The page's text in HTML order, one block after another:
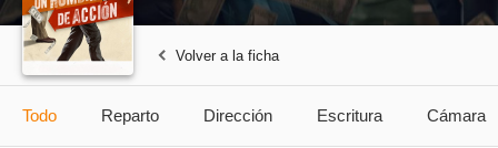
Volver a la ficha
Todo Reparto Dirección Escritura Cámara